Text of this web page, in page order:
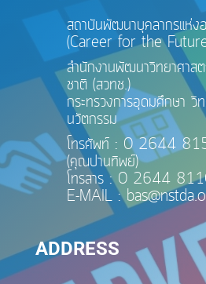
สถาบันพัฒนาบุคลากรแห่ง
(Career for the
สำนักงานพัฒนาวิทยาศาสต
ชาติ (สวทช.)
กระทรวงการอุดมศึกษา วิ
นวัตกรรม
โทรศัพท์ : 0 2644
(คุณปานทิพย์)
โทรสาร : 0 2644
E-MAIL :
ADDRESS